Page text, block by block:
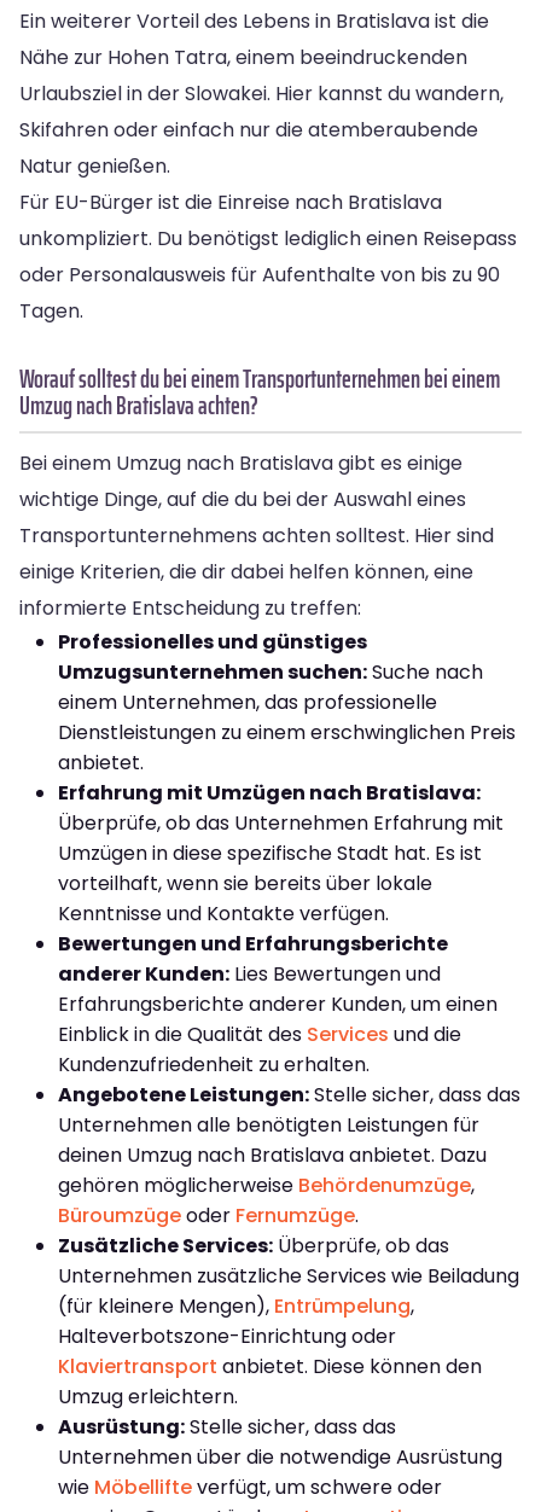
Ein weiterer Vorteil des Lebens in Bratislava ist die
Nähe zur Hohen Tatra, einem beeindruckenden
Urlaubsziel in der Slowakei. Hier kannst du wandern,
Skifahren oder einfach nur die atemberaubende
Natur genießen.
Für EU-Bürger ist die Einreise nach Bratislava
unkompliziert. Du benötigst lediglich einen Reisepass
oder Personalausweis für Aufenthalte von bis zu 90
Tagen.
Worauf solltest du bei einem Transportunternehmen bei einem
Umzug nach Bratislava achten?
Bei einem Umzug nach Bratislava gibt es einige
wichtige Dinge, auf die du bei der Auswahl eines
Transportunternehmens achten solltest. Hier sind
einige Kriterien, die dir dabei helfen können, eine
informierte Entscheidung zu treffen:
Professionelles und günstiges
Umzugsunternehmen suchen:Suche nach
einem Unternehmen, das professionelle
Dienstleistungen zu einem erschwinglichen Preis
anbietet.
Erfahrung mit Umzügen nach Bratislava:
Überprüfe, ob das Unternehmen Erfahrung mit
Umzügen in diese spezifische Stadt hat. Es ist
vorteilhaft, wenn sie bereits über lokale
Kenntnisse und Kontakte verfügen.
Bewertungen und Erfahrungsberichte
anderer Kunden: Lies Bewertungen und
Erfahrungsberichte anderer Kunden, um einen
Einblick in die Qualität des Services und die
Kundenzufriedenheit zu erhalten.
Angebotene Leistungen:Stelle sicher, dass das
Unternehmen alle benötigten Leistungen für
deinen Umzug nach Bratislava anbietet. Dazu
gehören möglicherweise Behördenumzüge,
Büroumzügeoder Fernumzüge.
Zusätzliche Services: Überprüfe, ob das
Unternehmen zusätzliche Services wie Beiladung
(für kleinere Mengen), Entrümpelung,
Halteverbotszone-Einrichtung oder
Klaviertransport anbietet. Diese können den
Umzug erleichtern.
Ausrüstung:Stelle sicher, dass das
Unternehmen über die notwendige Ausrüstung
wie Möbellifteverfügt, um schwere oder